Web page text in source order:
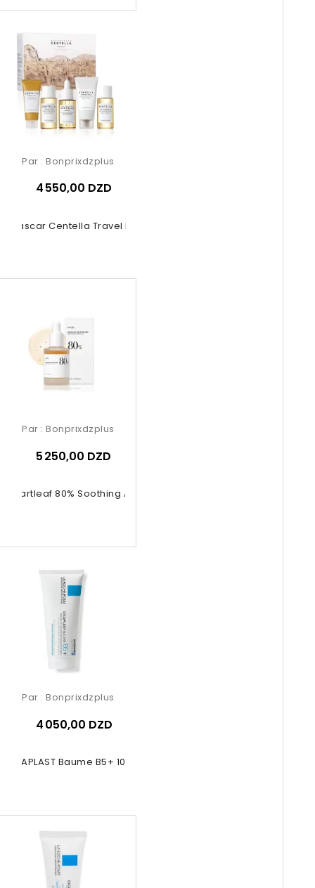
Centella Travel Kit 5 Pcs
Par : Bonprixdzplus
4 550,00 DZD
Heartleaf 80% Soothing Ampoule
Par : Bonprixdzplus
5 250,00 DZD
CICAPLAST Baume B5+ 100ml
Par : Bonprixdzplus
4 050,00 DZD